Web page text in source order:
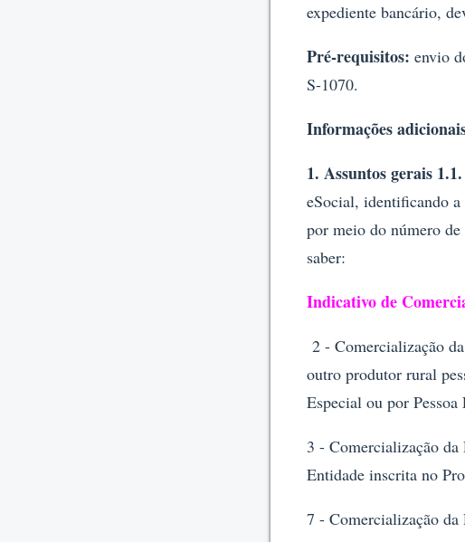
expediente bancário,
Pré-requisitos: envio
S-1070.
Informações
1. Assuntos gerais 1.1.
eSocial, identificando
por meio do número
saber:
Indicativo de
2 - Comercialização
outro produtor rural
Especial ou por
3 - Comercialização da
Entidade inscrita no
7 - Comercialização da